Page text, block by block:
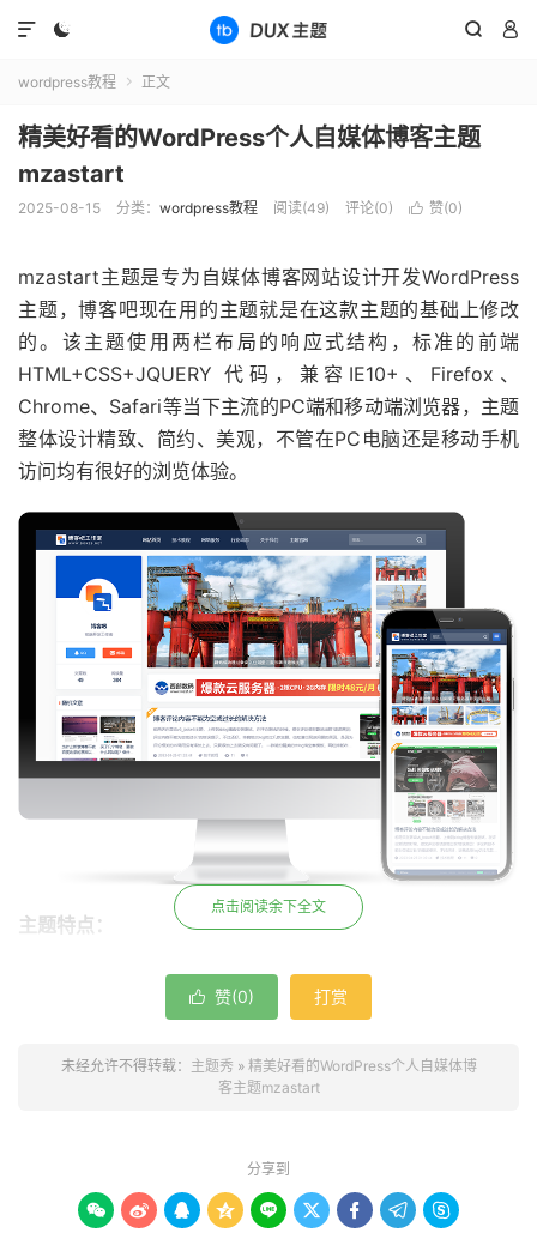
  

wordpress教程  正文
精美好看的WordPress个人自媒体博客主题
mzastart
2025-08-15 分类： wordpress教程 阅读(49) 评论(0)  赞(0)
mzastart主题是专为自媒体博客网站设计开发WordPress
主题，博客吧现在用的主题就是在这款主题的基础上修改
的。该主题使用两栏布局的响应式结构，标准的前端
HTML+CSS+JQUERY 代码，兼容IE10+、Firefox、
Chrome、Safari等当下主流的PC端和移动端浏览器，主题
整体设计精致、简约、美观，不管在PC电脑还是移动手机
访问均有很好的浏览体验。
主题特点：
支持最新版本WordPress程序。
新文章小工具，分别支持首页、分类页、文章页和其它页面
设置、广告设置和轮播图片设置共五个版本，使用简单、操
作容易，新手也能轻易进行设置。
点击阅读余下全文
 赞(0) 打赏
未经允许不得转载： 主题秀 » 精美好看的WordPress个人自媒体博
客主题mzastart
分享到
        